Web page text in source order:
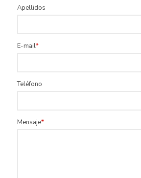
Apellidos
E-mail
Teléfono
Mensaje